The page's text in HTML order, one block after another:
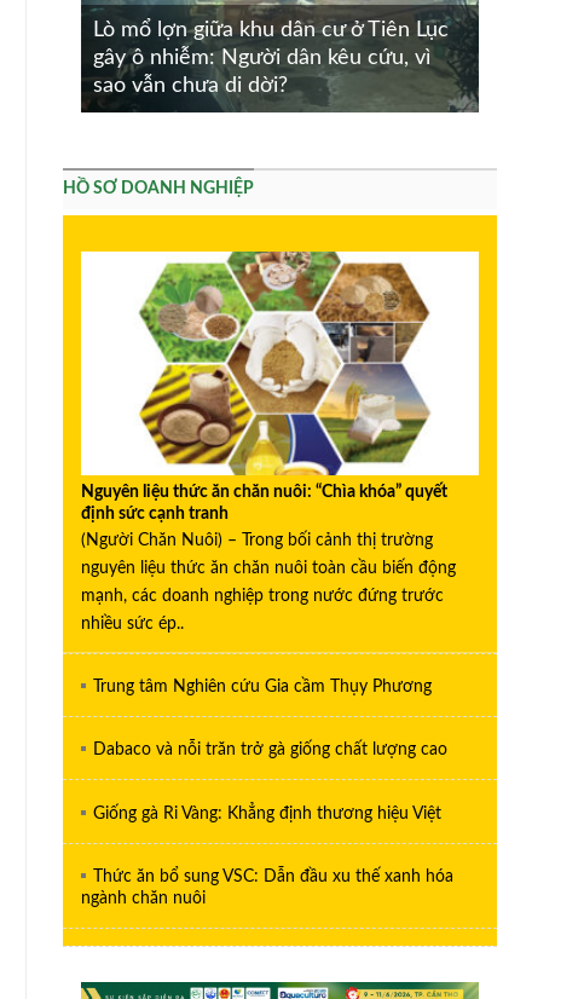
Lò mổ lợn giữa khu dân cư ở Tiên Lục
gây ô nhiễm: Người dân kêu cứu, vì
sao vẫn chưa di dời?
HỒ SƠ DOANH NGHIỆP
Nguyên liệu thức ăn chăn nuôi: “Chìa khóa” quyết
định sức cạnh tranh
(Người Chăn Nuôi) – Trong bối cảnh thị trường
nguyên liệu thức ăn chăn nuôi toàn cầu biến động
mạnh, các doanh nghiệp trong nước đứng trước
nhiều sức ép..
Trung tâm Nghiên cứu Gia cầm Thụy Phương
Dabaco và nỗi trăn trở gà giống chất lượng cao
Giống gà Ri Vàng: Khẳng định thương hiệu Việt
Thức ăn bổ sung VSC: Dẫn đầu xu thế xanh hóa
ngành chăn nuôi